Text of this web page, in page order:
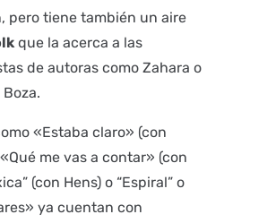
pero tiene también un aire
que la acerca a las
de autoras como Zahara o
«Estaba claro» (con
me vas a contar» (con
(con Hens) o “Espiral” o
ya cuentan con